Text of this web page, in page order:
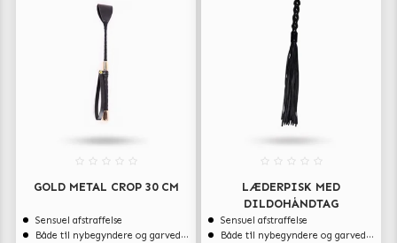
GOLD METAL CROP 30 CM
Sensuel afstraffelse
Både til nybegyndere og garvede eksperter
LÆDERPISK MED
DILDOHÅNDTAG
Sensuel afstraffelse
Både til nybegyndere og garvede eksperter